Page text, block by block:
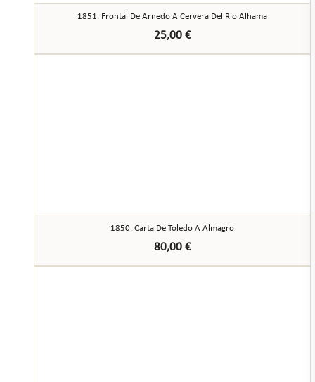
1851. Frontal De Arnedo A Cervera Del Rio Alhama
25,00 €
1850. Carta De Toledo A Almagro
80,00 €